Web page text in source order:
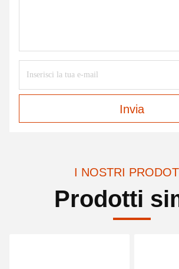
Invia
I NOSTRI
Prodotti